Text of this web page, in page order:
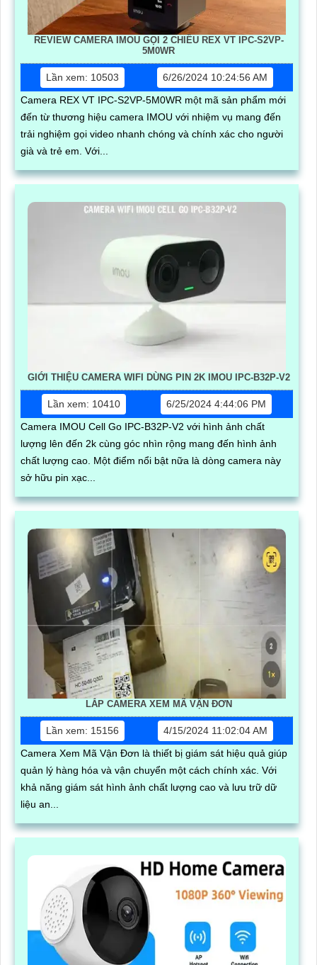
REVIEW CAMERA IMOU GỌI 2 CHIỀU REX VT IPC-S2VP-
5M0WR
Lần xem: 10503
6/26/2024 10:24:56 AM
Camera REX VT IPC-S2VP-5M0WR một mã sản phẩm mới
đến từ thương hiệu camera IMOU với nhiệm vụ mang đến
trải nghiệm gọi video nhanh chóng và chính xác cho người
già và trẻ em. Với...
GIỚI THIỆU CAMERA WIFI DÙNG PIN 2K IMOU IPC-B32P-V2
Lần xem: 10410
6/25/2024 4:44:06 PM
Camera IMOU Cell Go IPC-B32P-V2 với hình ảnh chất
lượng lên đến 2k cùng góc nhìn rộng mang đến hình ảnh
chất lượng cao. Một điểm nổi bật nữa là dòng camera này
sở hữu pin xạc...
LẮP CAMERA XEM MÃ VẬN ĐƠN
Lần xem: 15156
4/15/2024 11:02:04 AM
Camera Xem Mã Vận Đơn là thiết bị giám sát hiệu quả giúp
quản lý hàng hóa và vận chuyển một cách chính xác. Với
khả năng giám sát hình ảnh chất lượng cao và lưu trữ dữ
liệu an...